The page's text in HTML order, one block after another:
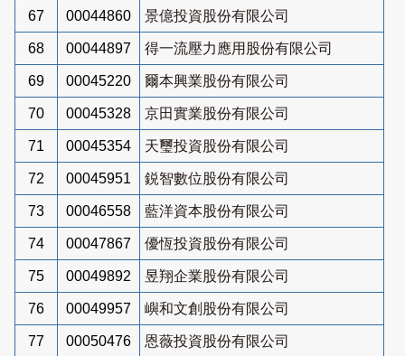
67 00044860 景億投資股份有限公司
68 00044897 得一流壓力應用股份有限公司
69 00045220 爾本興業股份有限公司
70 00045328 京田實業股份有限公司
71 00045354 天璽投資股份有限公司
72 00045951 鋭智數位股份有限公司
73 00046558 藍洋資本股份有限公司
74 00047867 優恆投資股份有限公司
75 00049892 昱翔企業股份有限公司
76 00049957 嶼和文創股份有限公司
77 00050476 恩薇投資股份有限公司